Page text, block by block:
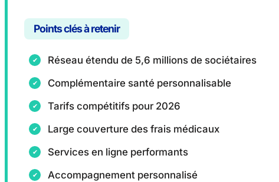
Points clés à retenir
Réseau étendu de 5,6 millions de sociétaires
Complémentaire santé personnalisable
Tarifs compétitifs pour 2026
Large couverture des frais médicaux
Services en ligne performants
Accompagnement personnalisé